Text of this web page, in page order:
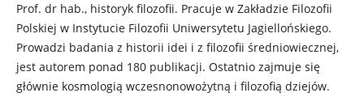
Prof. dr hab., historyk filozofii. Pracuje w Zakładzie Filozofii
Polskiej w Instytucie Filozofii Uniwersytetu Jagiellońskiego.
Prowadzi badania z historii idei i z filozofii średniowiecznej,
jest autorem ponad 180 publikacji. Ostatnio zajmuje się
głównie kosmologią wczesnonowożytną i filozofią dziejów.